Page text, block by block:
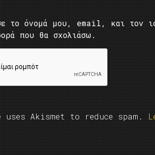
το όνομά μου, email, και τον
που θα σχολιάσω.
Akismet to reduce spam.